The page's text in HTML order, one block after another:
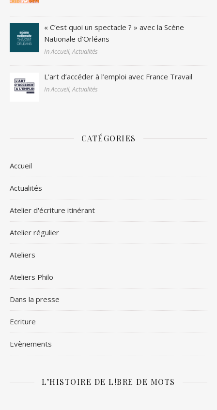
« C’est quoi un spectacle ? » avec la Scène
Nationale d’Orléans
In Accueil, Actualités
L’art d’accéder à l’emploi avec France Travail
In Accueil, Actualités
CATÉGORIES
Accueil
Actualités
Atelier d'écriture itinérant
Atelier régulier
Ateliers
Ateliers Philo
Dans la presse
Ecriture
Evènements
L’HISTOIRE DE L!BRE DE MOTS